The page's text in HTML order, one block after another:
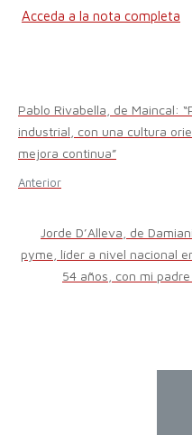
Acceda a la nota completa
Pablo Rivabella, de Maincal:
industrial, con una cultura
mejora continua”
Anterior
Jorde D’Alleva, de
pyme, líder a nivel nacional
54 años, con mi